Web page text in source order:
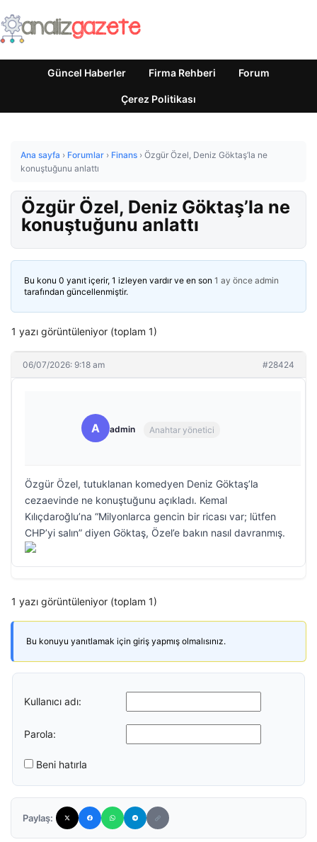
Güncel Haberler Firma Rehberi Forum
Çerez Politikası
Ana sayfa › Forumlar › Finans › Özgür Özel, Deniz Göktaş’la ne
konuştuğunu anlattı
Özgür Özel, Deniz Göktaş’la ne
konuştuğunu anlattı
Bu konu 0 yanıt içerir, 1 izleyen vardır ve en son 1 ay önce admin
tarafından güncellenmiştir.
1 yazı görüntüleniyor (toplam 1)
06/07/2026: 9:18 am #28424
A admin Anahtar yönetici
Özgür Özel, tutuklanan komedyen Deniz Göktaş’la
cezaevinde ne konuştuğunu açıkladı. Kemal
Kılıçdaroğlu’na “Milyonlarca gencin bir ricası var; lütfen
CHP’yi salın” diyen Göktaş, Özel’e bakın nasıl davranmış.
1 yazı görüntüleniyor (toplam 1)
Bu konuyu yanıtlamak için giriş yapmış olmalısınız.
Kullanıcı adı:
Parola:
Beni hatırla
Paylaş: